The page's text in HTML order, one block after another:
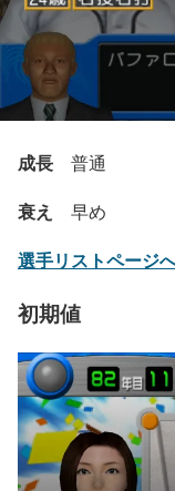
成長 普通
衰え 早め
選手リストページ
初期値